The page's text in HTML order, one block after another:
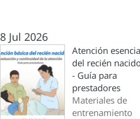
8 Jul 2026
Atención
del recién
- Guía para
prestadores
Materiales de
entrenamiento